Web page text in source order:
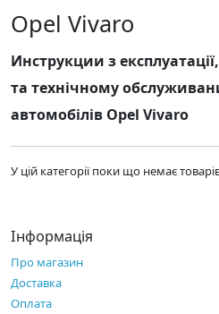
Opel Vivaro
Инструкции з
та технічному
автомобілів Opel Vivaro
У цій категорії поки що немає
Інформація
Про магазин
Доставка
Оплата